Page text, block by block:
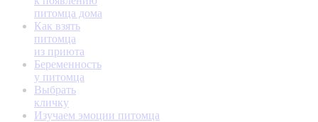
питомца дома
Как взять
питомца
из приюта
Беременность
у питомца
Выбрать
кличку
Изучаем эмоции питомца